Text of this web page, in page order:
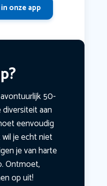
onze app
50-
aan
eenvoudig
je echt niet
je van harte
Ontmoet,
op uit!